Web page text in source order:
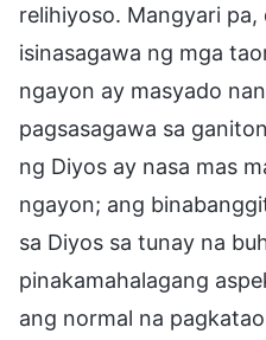
relihiyoso. Mangyari
isinasagawa ng mga
ngayon ay masyado
pagsasagawa sa
ng Diyos ay nasa mas
ngayon; ang
sa Diyos sa tunay na
pinakamahalagang
ang normal na